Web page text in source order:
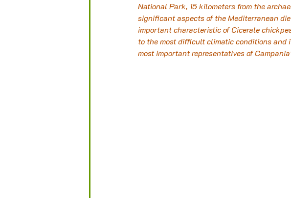
National Park, 15 kilometers from the
significant aspects of the Mediterranean
important characteristic of Cicerale
to the most difficult climatic conditions and
most important representatives of